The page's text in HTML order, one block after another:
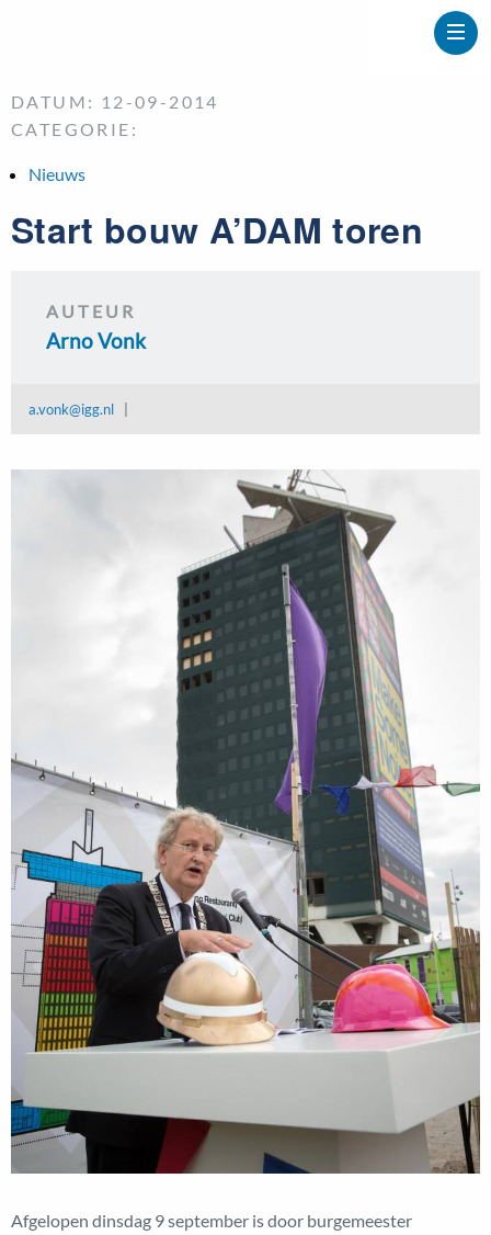
DATUM: 12-09-2014
CATEGORIE:
Nieuws
Start bouw A’DAM toren
AUTEUR
Arno Vonk
a.vonk@igg.nl
Afgelopen dinsdag 9 september is door burgemeester